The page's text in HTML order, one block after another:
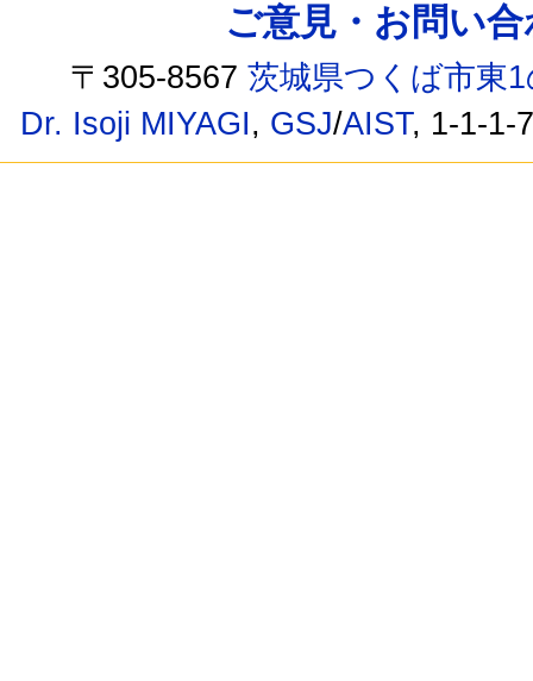
ご意見・お問い
〒305-8567茨城県つくば市東
Dr. Isoji MIYAGI, GSJ/AIST, 1-1-1-